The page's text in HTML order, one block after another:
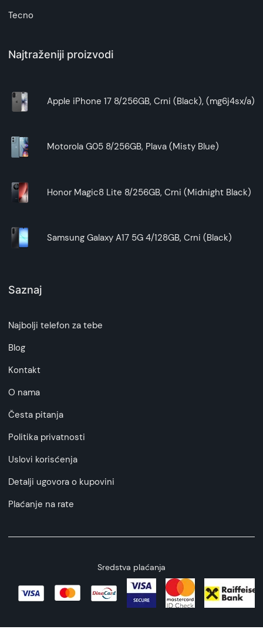
Tecno
Najtraženiji proizvodi
Apple iPhone 17 8/256GB, Crni (Black), (mg6j4sx/a)
Motorola G05 8/256GB, Plava (Misty Blue)
Honor Magic8 Lite 8/256GB, Crni (Midnight Black)
Samsung Galaxy A17 5G 4/128GB, Crni (Black)
Saznaj
Najbolji telefon za tebe
Blog
Kontakt
O nama
Česta pitanja
Politika privatnosti
Uslovi korisćenja
Detalji ugovora o kupovini
Plaćanje na rate
Sredstva plaćanja